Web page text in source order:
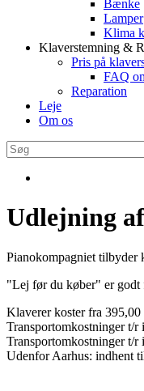
Bænke
Lamper
Klima
Klaverstemning &
Pris på
FAQ
Reparation
Leje
Om os
Udlejning
Pianokompagniet tilbyder
"Lej før du køber" er godt
Klaverer koster fra
Transportomkostninger t/
Transportomkostninger t/
Udenfor Aarhus: indhent